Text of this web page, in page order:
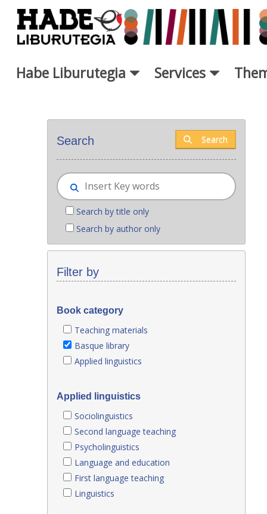
Skip to Main Content
Habe Liburutegia Services
Search Search
Search by title only
Search by author only
Filter by
Book category
Teaching materials
Basque library
Applied linguistics
Applied linguistics
Sociolinguistics
Second language teaching
Psycholinguistics
Language and education
First language teaching
Linguistics